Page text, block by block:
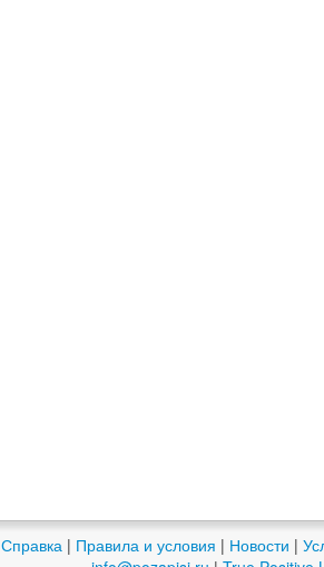
Справка | Правила и условия | Новости |